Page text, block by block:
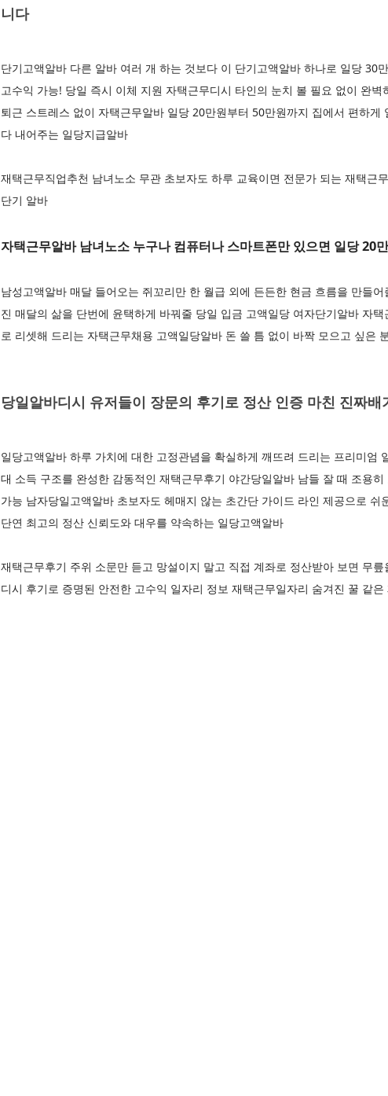
니다
단기고액알바 다른 알바 여러 개 하는 것보다 이 단기고액알바 하나로 일당 30
고수익 가능! 당일 즉시 이체 지원 자택근무디시 타인의 눈치 볼 필요 없이 완
퇴근 스트레스 없이 자택근무알바 일당 20만원부터 50만원까지 집에서 편하
다 내어주는 일당지급알바
재택근무직업추천 남녀노소 무관 초보자도 하루 교육이면 전문가 되는 재택근
단기 알바
자택근무알바 남녀노소 누구나 컴퓨터나 스마트폰만 있으면 일당 20
남성고액알바 매달 들어오는 쥐꼬리만 한 월급 외에 든든한 현금 흐름을 만들
진 매달의 삶을 단번에 윤택하게 바꿔줄 당일 입금 고액일당 여자단기알바 자
로 리셋해 드리는 자택근무채용 고액일당알바 돈 쓸 틈 없이 바짝 모으고 싶은
당일알바디시 유저들이 장문의 후기로 정산 인증 마친 진짜
일당고액알바 하루 가치에 대한 고정관념을 확실하게 깨뜨려 드리는 프리미엄
대 소득 구조를 완성한 감동적인 재택근무후기 야간당일알바 남들 잘 때 조용
가능 남자당일고액알바 초보자도 헤매지 않는 초간단 가이드 라인 제공으로
단연 최고의 정산 신뢰도와 대우를 약속하는 일당고액알바
재택근무후기 주위 소문만 듣고 망설이지 말고 직접 계좌로 정산받아 보면 무
디시 후기로 증명된 안전한 고수익 일자리 정보 재택근무일자리 숨겨진 꿀 같